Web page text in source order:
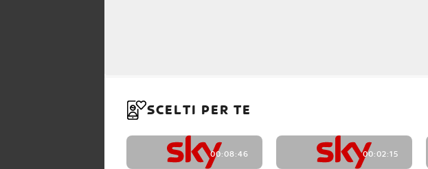
SCELTI PER TE
00:08:46 00:02:15